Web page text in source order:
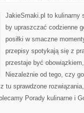
JakieSmaki.pl to kulinarny
by upraszczać codzienne
posiłki w smaczne
przepisy spotykają się z
przestaje być
Niezależnie od tego, czy
tu sprawdzone
Porady kulinarne i